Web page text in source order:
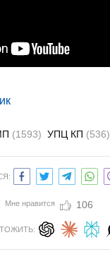
(1593) УПЦ КП (536)
Мне нравится 106